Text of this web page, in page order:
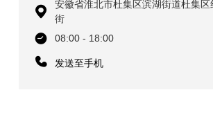
安徽省淮北市杜集区滨湖街道杜集
街
08:00 - 18:00
发送至手机